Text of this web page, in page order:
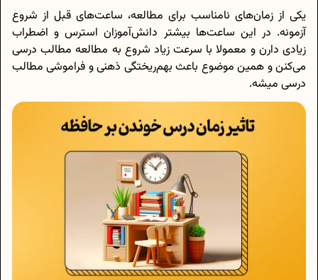
یکی از زمان‌های نامناسب برای مطالعه، ساعت‌های قبل از شروع
آزمونه. در این ساعت‌ها بیشتر دانش‌آموزان استرس و اضطراب
زیادی دارن و معمولا با سرعت زیاد شروع به مطالعه مطالب درسی
می‌کنن و همین موضوع باعث بهم‌ریختگی ذهنی و فراموشی مطالب
درسی میشه.